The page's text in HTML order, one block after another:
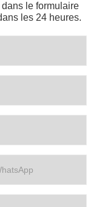
le formulaire
les 24 heures.